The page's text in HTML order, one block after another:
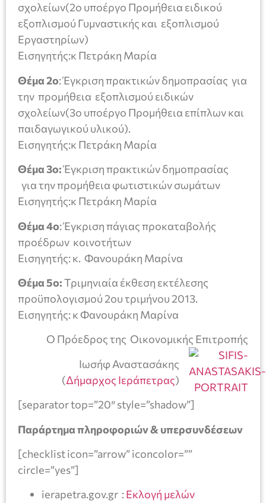
σχολείων(2ο υποέργο Προμήθεια ειδικού
εξοπλισμού Γυμναστικής και εξοπλισμού
Εργαστηρίων)
Εισηγητής:κ Πετράκη Μαρία
Θέμα 2ο: Έγκριση πρακτικών δημοπρασίας για
την προμήθεια εξοπλισμού ειδικών
σχολείων(3ο υποέργο Προμήθεια επίπλων και
παιδαγωγικού υλικού).
Εισηγητής:κ Πετράκη Μαρία
Θέμα 3ο:Έγκριση πρακτικών δημοπρασίας
για την προμήθεια φωτιστικών σωμάτων
Εισηγητής:κ Πετράκη Μαρία
Θέμα 4ο: Έγκριση πάγιας προκαταβολής
προέδρων κοινοτήτων
Εισηγητής: κ. Φανουράκη Μαρίνα
Θέμα 5ο:Τριμηνιαία έκθεση εκτέλεσης
προϋπολογισμού 2ου τριμήνου 2013.
Εισηγητής: κ Φανουράκη Μαρίνα
Ο Πρόεδρος της Οικονομικής Επιτροπής
Ιωσήφ Αναστασάκης
(Δήμαρχος Ιεράπετρας)
[separator top=”20″ style=”shadow”]
Παράρτημα πληροφοριών & υπερσυνδέσεων
[checklist icon=”arrow” iconcolor=””
circle=”yes”]
ierapetra.gov.gr :Εκλογή μελών